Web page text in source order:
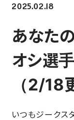
チケット購
各座席につ
観戦ガイド
FAN
2025.02.18
あなた
オシ選
（2/18
いつもジークス